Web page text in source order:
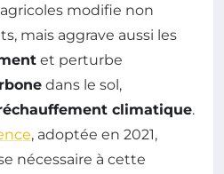
modifie non
mais aggrave aussi les
et perturbe
dans le sol,
climatique.
, adoptée en 2021,
nécessaire à cette